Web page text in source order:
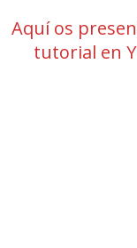
Aquí os
tutorial en